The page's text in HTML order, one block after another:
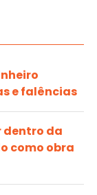
e falências
dentro da
como obra